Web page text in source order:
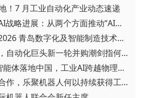
！7 月工业自动化产业动态速递
▪ 汇川技术首次披露AI战略进展：从两个方面推动“AI业务化”落地
▪ 聚焦智造新机遇！2026 青岛数字化及智能制造技术论坛圆满落幕
▪ 相继宣布重磅收购，自动化巨头新一轮并购潮剑指何方？
▪ 西门子Eigen工程智能体落地中国，工业AI跨越物理世界“确定性”拐点
▪ 与哈金森达成战略合作，乐聚机器人何以持续获得工业巨头青睐？